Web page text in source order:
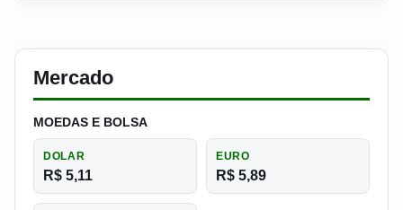
Mercado
MOEDAS E BOLSA
DOLAR
R$ 5,11
EURO
R$ 5,89